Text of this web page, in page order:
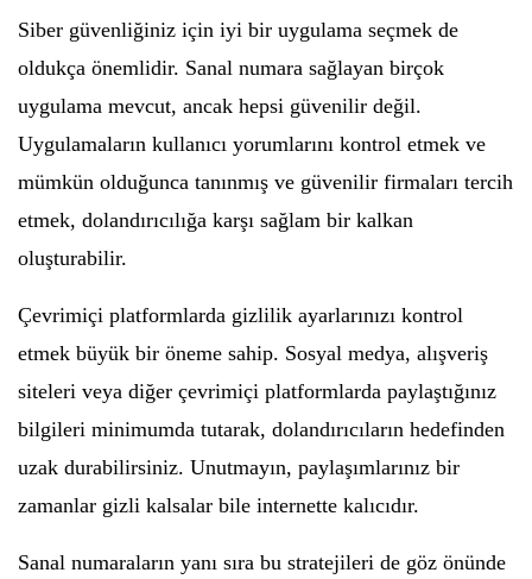
Siber güvenliğiniz için iyi bir uygulama seçmek de
oldukça önemlidir. Sanal numara sağlayan birçok
uygulama mevcut, ancak hepsi güvenilir değil.
Uygulamaların kullanıcı yorumlarını kontrol etmek ve
mümkün olduğunca tanınmış ve güvenilir firmaları tercih
etmek, dolandırıcılığa karşı sağlam bir kalkan
oluşturabilir.
Çevrimiçi platformlarda gizlilik ayarlarınızı kontrol
etmek büyük bir öneme sahip. Sosyal medya, alışveriş
siteleri veya diğer çevrimiçi platformlarda paylaştığınız
bilgileri minimumda tutarak, dolandırıcıların hedefinden
uzak durabilirsiniz. Unutmayın, paylaşımlarınız bir
zamanlar gizli kalsalar bile internette kalıcıdır.
Sanal numaraların yanı sıra bu stratejileri de göz önünde